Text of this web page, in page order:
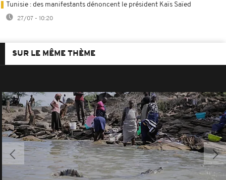
Tunisie : des manifestants dénoncent le président Kaïs Saïed
27/07 - 10:20
SUR LE MÊME THÈME